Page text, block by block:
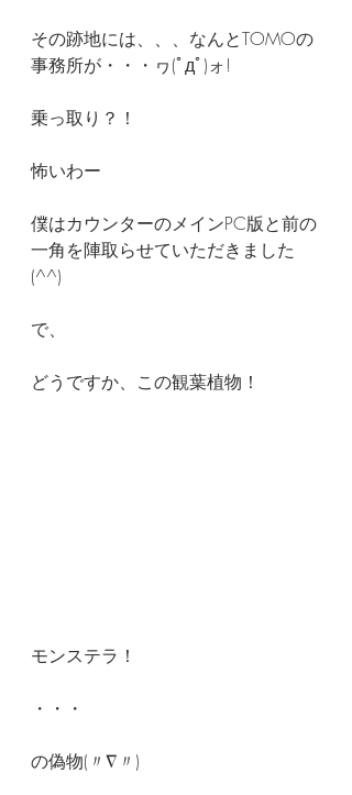
その跡地には、、、なんとTOMOの
事務所が・・・ヮ(ﾟдﾟ)ォ!
乗っ取り？！
怖いわー
僕はカウンターのメインPC版と前の
一角を陣取らせていただきました
(^^)
で、
どうですか、この観葉植物！
モンステラ！
・・・
の偽物(〃∇〃)